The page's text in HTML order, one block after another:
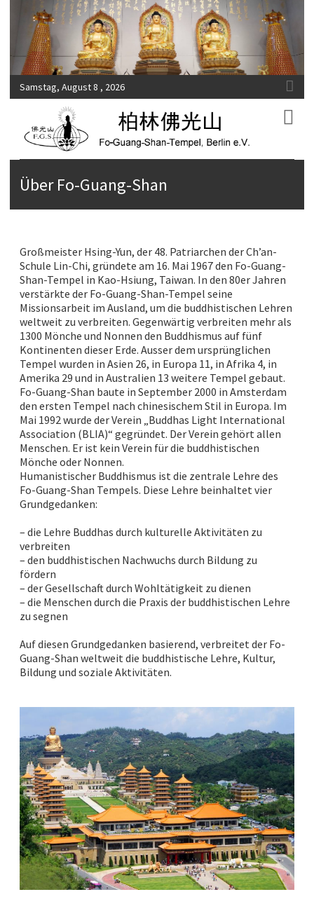
Samstag, August 8 , 2026
柏林佛光山
Fo-Guang-Shan-Tempel, Berlin e.V.
Über Fo-Guang-Shan
Großmeister Hsing-Yun, der 48. Patriarchen der Ch’an-
Schule Lin-Chi, gründete am 16. Mai 1967 den Fo-Guang-
Shan-Tempel in Kao-Hsiung, Taiwan. In den 80er Jahren
verstärkte der Fo-Guang-Shan-Tempel seine
Missionsarbeit im Ausland, um die buddhistischen Lehren
weltweit zu verbreiten. Gegenwärtig verbreiten mehr als
1300 Mönche und Nonnen den Buddhismus auf fünf
Kontinenten dieser Erde. Ausser dem ursprünglichen
Tempel wurden in Asien 26, in Europa 11, in Afrika 4, in
Amerika 29 und in Australien 13 weitere Tempel gebaut.
Fo-Guang-Shan baute in September 2000 in Amsterdam
den ersten Tempel nach chinesischem Stil in Europa. Im
Mai 1992 wurde der Verein „Buddhas Light International
Association (BLIA)“ gegründet. Der Verein gehört allen
Menschen. Er ist kein Verein für die buddhistischen
Mönche oder Nonnen.
Humanistischer Buddhismus ist die zentrale Lehre des
Fo-Guang-Shan Tempels. Diese Lehre beinhaltet vier
Grundgedanken:
– die Lehre Buddhas durch kulturelle Aktivitäten zu
verbreiten
– den buddhistischen Nachwuchs durch Bildung zu
fördern
– der Gesellschaft durch Wohltätigkeit zu dienen
– die Menschen durch die Praxis der buddhistischen Lehre
zu segnen
Auf diesen Grundgedanken basierend, verbreitet der Fo-
Guang-Shan weltweit die buddhistische Lehre, Kultur,
Bildung und soziale Aktivitäten.